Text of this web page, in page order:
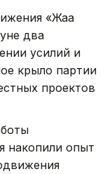
«Жаңа
два
усилий и
крыло партии
проектов
накопили опыт